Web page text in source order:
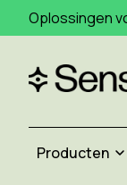
Oplossingen
Producten